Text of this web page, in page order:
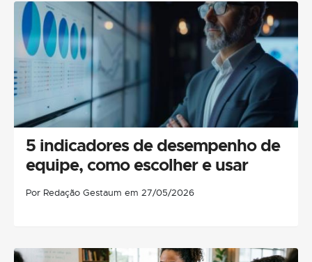
5 indicadores de desempenho de
equipe, como escolher e usar
Por Redação Gestaum em 27/05/2026